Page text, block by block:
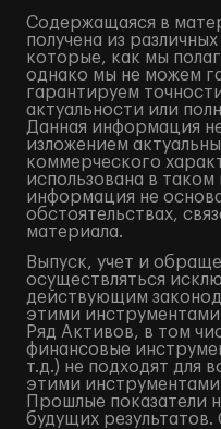
Содержащаяся в
получена из
которые, как мы
однако мы не можем
гарантируем
актуальности или
Данная информация
изложением
коммерческого
использована в таком
информация не
обстоятельствах,
материала.
Выпуск, учет и
осуществляться
действующим
этими
Ряд Активов, в том
финансовые
т.д.) не подходят для
этими
Прошлые показатели
будущих